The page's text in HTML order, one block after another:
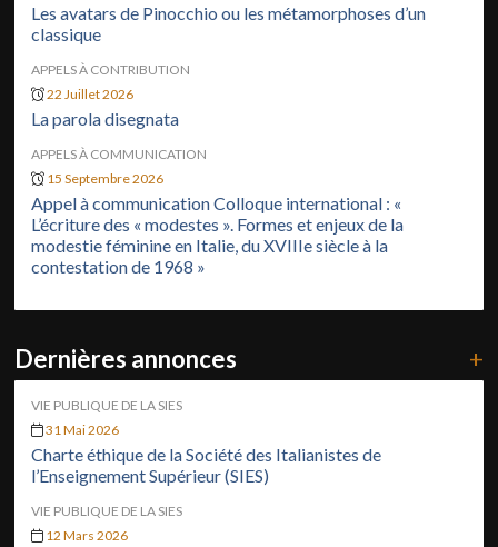
Les avatars de Pinocchio ou les métamorphoses d’un
classique
APPELS À CONTRIBUTION
22 Juillet 2026
La parola disegnata
APPELS À COMMUNICATION
15 Septembre 2026
Appel à communication Colloque international : «
L’écriture des « modestes ». Formes et enjeux de la
modestie féminine en Italie, du XVIIIe siècle à la
contestation de 1968 »
Dernières annonces +
VIE PUBLIQUE DE LA SIES
31 Mai 2026
Charte éthique de la Société des Italianistes de
l’Enseignement Supérieur (SIES)
VIE PUBLIQUE DE LA SIES
12 Mars 2026